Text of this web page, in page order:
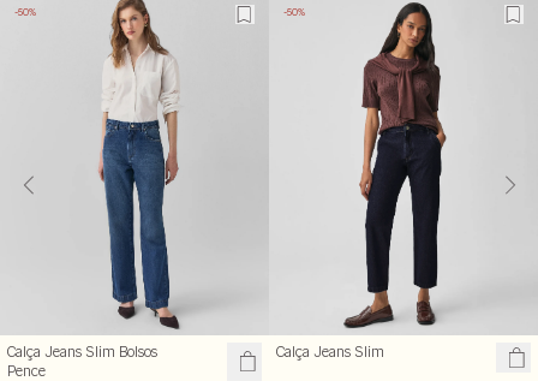
-50%
Calça Jeans Slim Bolsos
Pence
-50%
Calça Jeans Slim